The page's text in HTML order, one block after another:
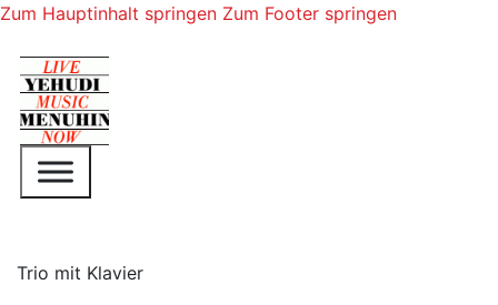
Zum Hauptinhalt springen Zum Footer springen
Trio mit Klavier